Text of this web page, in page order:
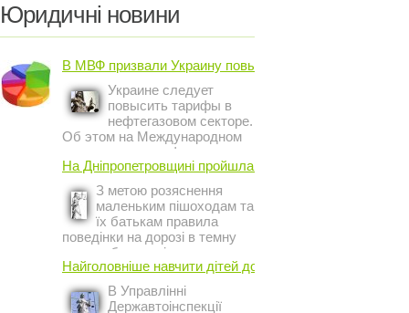
Юридичні новини
В МВФ призвали Украину повысить ...
Украине следует
повысить тарифы в
нефтегазовом секторе.
Об этом на Международном
инвестиционном форуме в
Киеве заявил постоянный
представитель МВФ на
Украине Жером Ваше.
На Дніпропетровщині пройшла акція ...
З метою розяснення
маленьким пішоходам та
їх батькам правила
поведінки на дорозі в темну
пору доби, працівники сектору
профілактичної роботи відділу
ДАІ з обслуговування міста
Кривий Ріг провели ...
Найголовніше навчити дітей дотримуватися ...
В Управлінні
Державтоінспекції